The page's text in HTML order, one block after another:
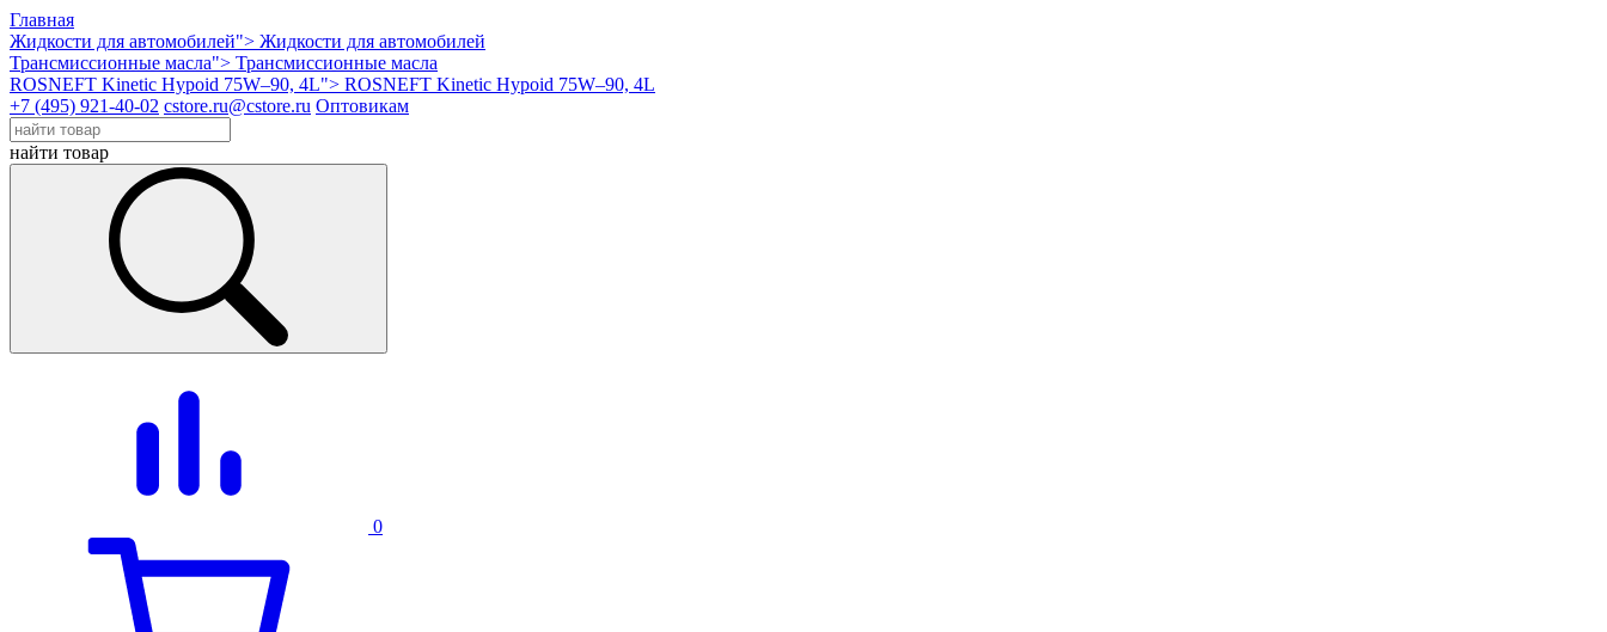
Главная
Жидкости для автомобилей"> Жидкости для автомобилей
Трансмиссионные масла"> Трансмиссионные масла
ROSNEFT Kinetic Hypoid 75W–90, 4L"> ROSNEFT Kinetic Hypoid 75W–90, 4L
+7 (495) 921-40-02 cstore.ru@cstore.ru Оптовикам
найти товар
0